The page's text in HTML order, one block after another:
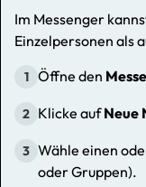
Im Messenger
Einzelpersonen als
1 Öffne den
2 Klicke aufNeue
3 Wähle einen
oder Gruppen).